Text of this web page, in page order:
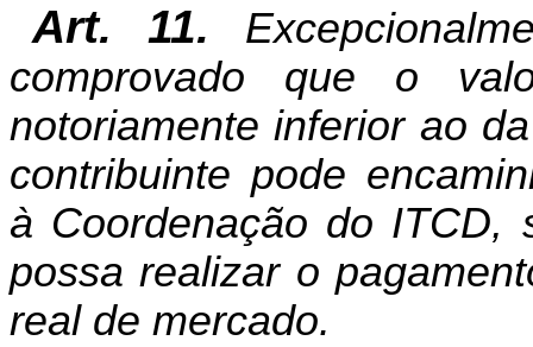
Art. 11.
comprovado que o
notoriamente inferior ao
contribuinte pode
à Coordenação do ITCD,
possa realizar o
real de mercado.